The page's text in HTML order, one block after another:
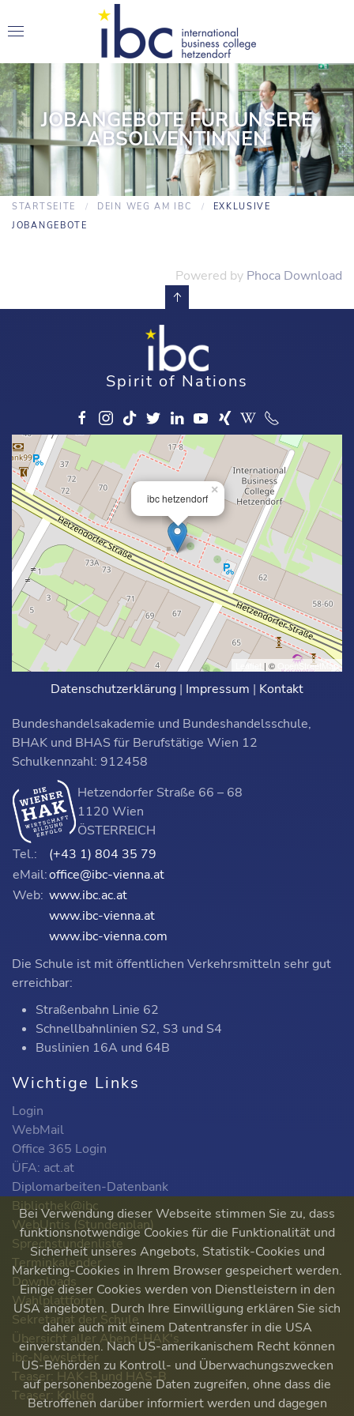
JOBANGEBOTE FÜR UNSERE
ABSOLVENTINNEN
STARTSEITE DEIN WEG AM IBC
EXKLUSIVE
JOBANGEBOTE
Powered by Phoca Download
Spirit of Nations
ibc hetzendorf
×
Leaflet | © OpenStreetMap
Datenschutzerklärung | Impressum | Kontakt
Bundeshandelsakademie und Bundeshandelsschule,
BHAK und BHAS für Berufstätige Wien 12
Schulkennzahl: 912458
Hetzendorfer Straße 66 – 68
1120 Wien
ÖSTERREICH
Tel.:
(+43 1) 804 35 79
eMail:office@ibc-vienna.at
Web: www.ibc.ac.at
www.ibc-vienna.at
www.ibc-vienna.com
Die Schule ist mit öffentlichen Verkehrsmitteln sehr gut
erreichbar:
Straßenbahn Linie 62
Schnellbahnlinien S2, S3 und S4
Buslinien 16A und 64B
Wichtige Links
Login
WebMail
Office 365 Login
ÜFA: act.at
Diplomarbeiten-Datenbank
Bibliothek@ibc
WebUntis (Stundenplan)
Sprechstundenliste
Terminkalender
Downloads
Wahlplattform
Sekretariat der Schule
Übersicht aller Abend-HAK's
ibc-Newsletter
Teaser: HAK-B und HAS-B
Teaser: Kolleg
Bei Verwendung dieser Webseite stimmen Sie zu, dass
funktionsnotwendige Cookies für die Funktionalität und
Sicherheit unseres Angebots, Statistik-Cookies und
Marketing-Cookies in Ihrem Browser gespeichert werden.
Einige dieser Cookies werden von Dienstleistern in den
USA angeboten. Durch Ihre Einwilligung erklären Sie sich
daher auch mit einem Datentransfer in die USA
einverstanden. Nach US-amerikanischem Recht können
US-Behörden zu Kontroll- und Überwachungszwecken
auf personenbezogene Daten zugreifen, ohne dass die
Betroffenen darüber informiert werden und dagegen